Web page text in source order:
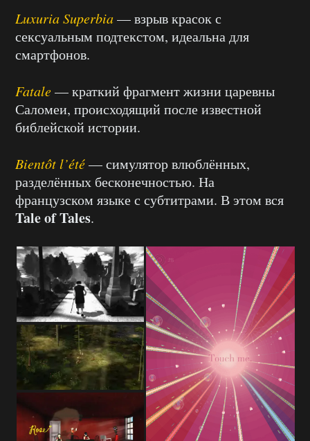
Luxuria Superbia— взрыв красок с
сексуальным подтекстом, идеальна для
смартфонов.
Fatale— краткий фрагмент жизни царевны
Саломеи, происходящий после известной
библейской истории.
Bientôt l’été— симулятор влюблённых,
разделённых бесконечностью. На
французском языке с субтитрами. В этом вся
Tale of Tales.